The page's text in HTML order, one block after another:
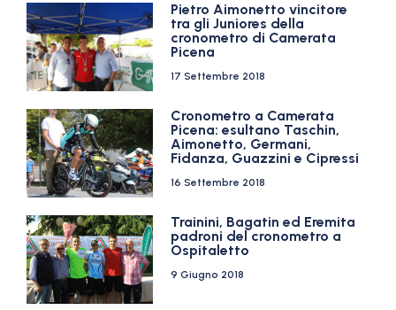
Pietro Aimonetto vincitore
tra gli Juniores della
cronometro di Camerata
Picena
17 Settembre 2018
Cronometro a Camerata
Picena: esultano Taschin,
Aimonetto, Germani,
Fidanza, Guazzini e Cipressi
16 Settembre 2018
Trainini, Bagatin ed Eremita
padroni del cronometro a
Ospitaletto
9 Giugno 2018